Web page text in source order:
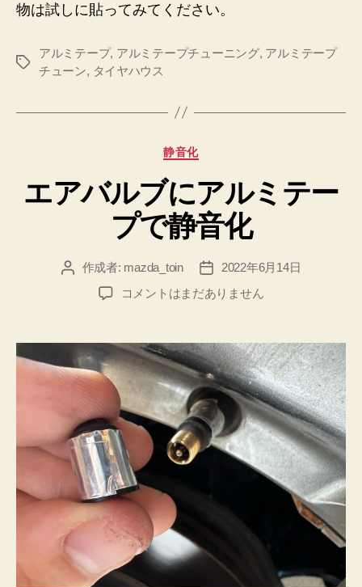
物は試しに貼ってみてください。
タ
アルミテープ, アルミテープチューニング, アルミテープ
チューン, タイヤハウス
カ
ゴ
リ
ー
静音化
エアバルブにアルミテー
プで静音化
投 作成者: mazda_toin
投
稿
日
2022年6月14日
エ
ル
ブ
ア
ル
ミ
テ
ー
プ
で
静
音
化
へ
コメントはまだありません